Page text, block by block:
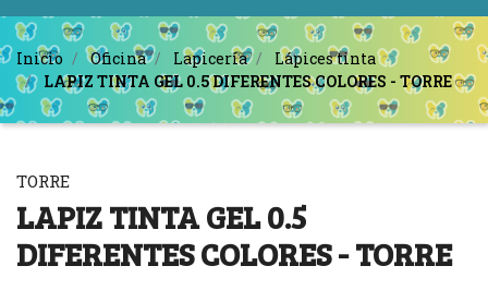
Inicio Oficina Lapicería
Lápices tinta
LAPIZ TINTA GEL 0.5 DIFERENTES COLORES - TORRE
TORRE
LAPIZ TINTA GEL 0.5
DIFERENTES COLORES - TORRE